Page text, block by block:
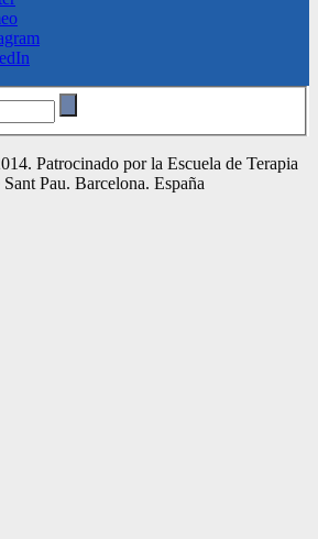
Patrocinado por la Escuela de Terapia
Pau. Barcelona. España